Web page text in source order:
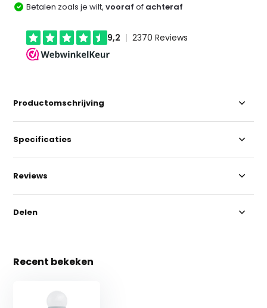
Betalen zoals je wilt,vooraf of achteraf
Productomschrijving
Specificaties
Reviews
Delen
Recent bekeken